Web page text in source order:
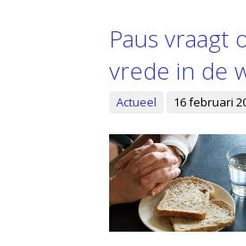
Paus
vrede in de
Actueel 16 februari